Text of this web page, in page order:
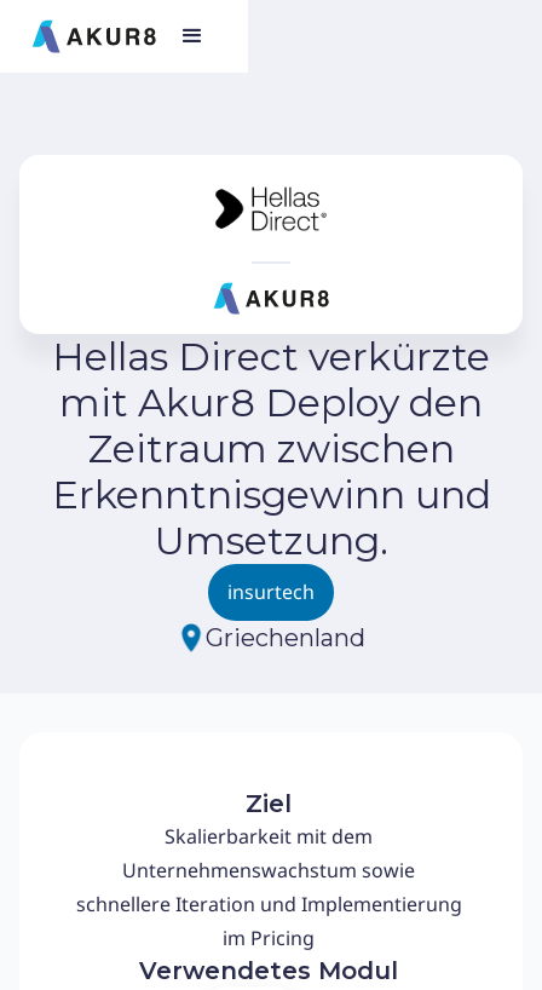
Hellas Direct verkürzte
mit Akur8 Deploy den
Zeitraum zwischen
Erkenntnisgewinn und
Umsetzung.
insurtech
Griechenland
Ziel
Skalierbarkeit mit dem
Unternehmenswachstum sowie
schnellere Iteration und Implementierung
im Pricing
Verwendetes Modul